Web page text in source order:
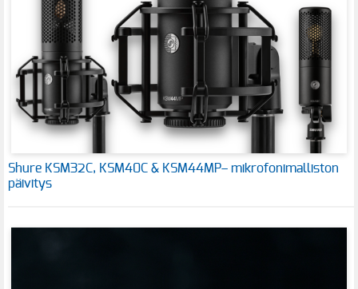
Shure KSM32C, KSM40C & KSM44MP– mikrofonimalliston
päivitys